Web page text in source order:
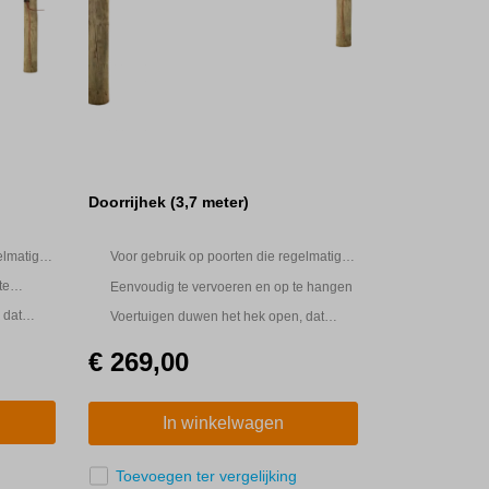
dat
Doorrijhek (3,7 meter)
Voor gebruik op poorten die regelmatig
worden doorgereden
Eenvoudig te vervoeren en op te hangen
Voertuigen duwen het hek open, dat
€ 269,00
In winkelwagen
Toevoegen ter vergelijking